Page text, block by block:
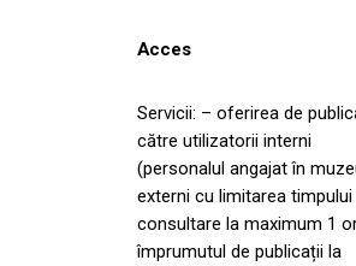
Acces
Servicii: – oferirea de
către utilizatorii interni
(personalul angajat în
externi cu limitarea timpului
consultare la maximum 1
împrumutul de publicații la